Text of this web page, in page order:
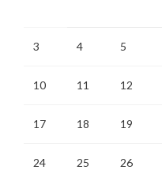
3 4 5
10 11 12
17 18 19
24 25 26